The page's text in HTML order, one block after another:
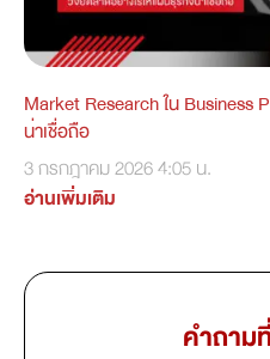
Market Research ใน Business
น่าเชื่อถือ
3 กรกฎาคม 20264:05 น.
อ่านเพิ่มเติม
คำถา